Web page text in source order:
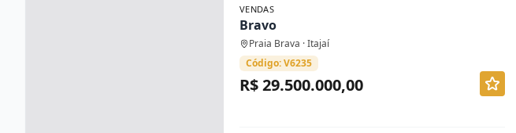
VENDAS
Bravo
Praia Brava · Itajaí
Código: V6235
R$ 29.500.000,00